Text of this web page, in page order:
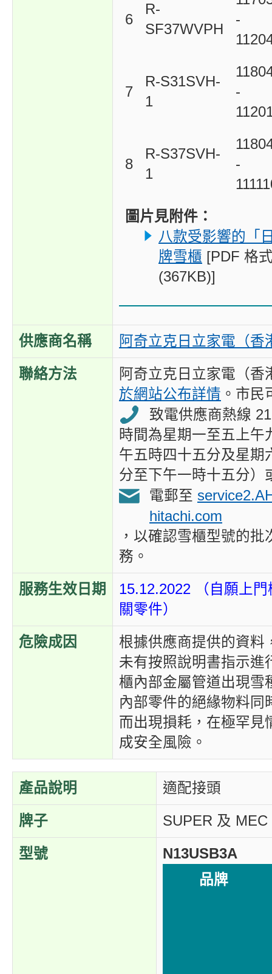
6
R-
SF37WVPH
-
7
R-S31SVH-
1
-
8
R-S37SVH-
1
-
圖片見附件：
八款受影響的「
牌雪櫃 [PDF 格
(367KB)]
供應商名稱 阿奇立克日立家電（香
聯絡方法
阿奇立克日立家電（香
於網站公布詳情 。市民
致電供應商熱線
時間為星期一至五上午
午五時四十五分及星期
分至下午一時十五分）
電郵至
hitachi.com
，以確認雪櫃型號的
務。
服務生效日期
15.12.2022 （自願上
關零件）
危險成因
根據供應商提供的資料
未有按照說明書指示進
櫃內部金屬管道出現雪
內部零件的絕緣物料同
而出現損耗，在極罕見
成安全風險。
產品說明 適配接頭
牌子 SUPER 及 MEC
型號
N13USB3A
品牌